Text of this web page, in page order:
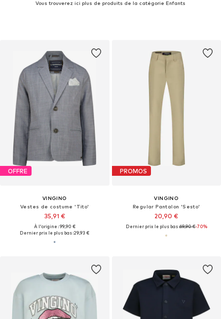
Vous trouverez ici plus de produits de la catégorie Enfants
OFFRE
VINGINO
Vestes de costume 'Tito'
35,91 €
À l'origine : 99,90 €
Dernier prix le plus bas :29,93 €
PROMOS
VINGINO
Regular Pantalon 'Sesto'
20,90 €
Dernier prix le plus bas :69,90 €-70%